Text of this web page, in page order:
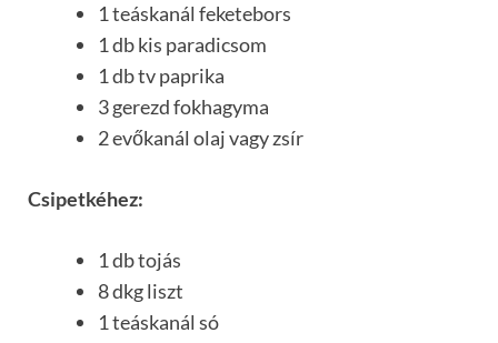
1 teáskanál feketebors
1 db kis paradicsom
1 db tv paprika
3 gerezd fokhagyma
2 evőkanál olaj vagy zsír
Csipetkéhez:
1 db tojás
8 dkg liszt
1 teáskanál só